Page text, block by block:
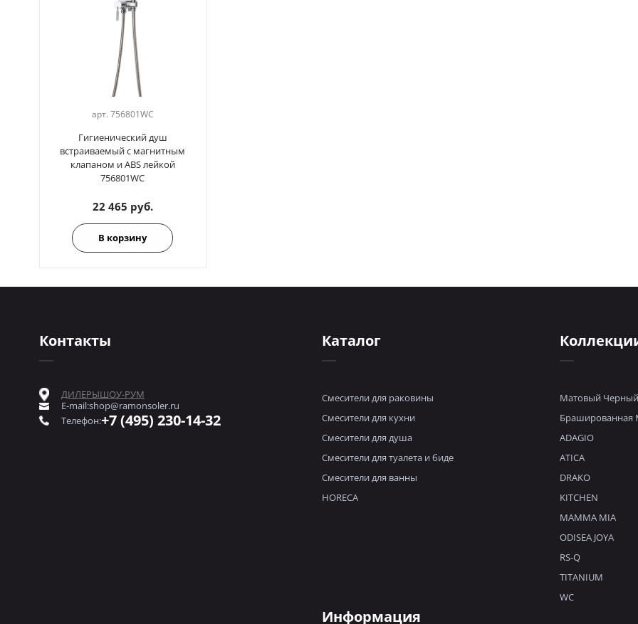
арт. 756801WC
Гигиенический душ
встраиваемый с магнитным
клапаном и ABS лейкой
756801WC
22 465 руб.
В корзину
Каталог
Смесители для раковины
Смесители для кухни
Смесители для душа
Смесители для туалета и биде
Смесители для ванны
HORECA
Матовый Черный
Брашированная
ADAGIO
ATICA
DRAKO
KITCHEN
MAMMA MIA
ODISEA JOYA
RS-Q
TITANIUM
WC
Информация
Контакты
ДИЛЕРЫШОУ-РУМ
E-mail:shop@ramonsoler.ru
Телефон:+7 (495) 230-14-32